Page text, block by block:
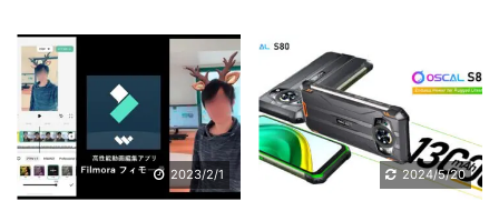
2023/2/1 2024/5/20